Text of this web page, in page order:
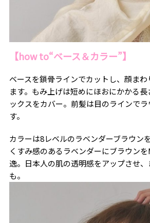
【how to“ベース＆カラー”】
ベースを鎖骨ラインでカットし、顔ま
ます。もみ上げは短めにほおにかかる
ックスをカバー。前髪は目のラインで
す。
カラーは8レベルのラベンダーブラウン
くすみ感のあるラベンダーにブラウン
逸。日本人の肌の透明感をアップさせ
も。